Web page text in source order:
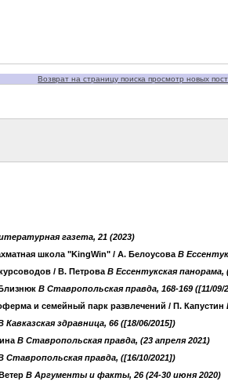
Возврат на страницу поиска просмотр новых
газета, 21 (2023)
школа "KingWin"/ А. Белоусова B
/ В. Петрова B Ессентукская панорама,
B Ставропольская правда, 168-169 ([11/09/
и семейный парк развлечений / П. Капустин
Кавказская здравница, 66 ([18/06/2015])
B Ставропольская правда, (23 апреля 2021)
Ставропольская правда, ([16/10/2021])
B Аргументы и факты, 26 (24-30 июня 2020)